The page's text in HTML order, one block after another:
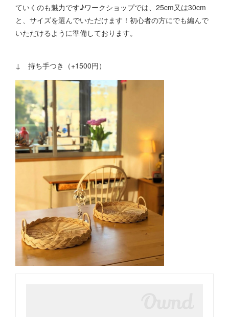
ていくのも魅力です♪ワークショップでは、25cm又は30cm
と、サイズを選んでいただけます！初心者の方にでも編んで
いただけるように準備しております。
↓ 持ち手つき（+1500円）